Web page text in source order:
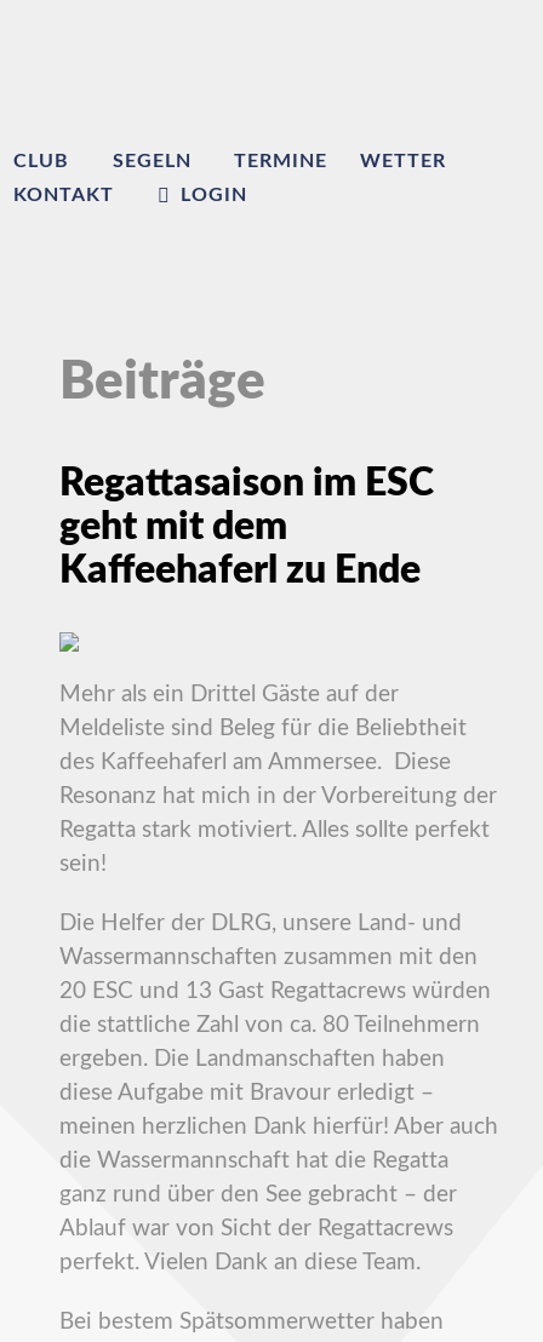
CLUB SEGELN TERMINE
WETTER
KONTAKT
LOGIN
Beiträge
Regattasaison im ESC
geht mit dem
Kaffeehaferl zu Ende
Mehr als ein Drittel Gäste auf der
Meldeliste sind Beleg für die Beliebtheit
des Kaffeehaferl am Ammersee. Diese
Resonanz hat mich in der Vorbereitung der
Regatta stark motiviert. Alles sollte perfekt
sein!
Die Helfer der DLRG, unsere Land- und
Wassermannschaften zusammen mit den
20 ESC und 13 Gast Regattacrews würden
die stattliche Zahl von ca. 80 Teilnehmern
ergeben. Die Landmanschaften haben
diese Aufgabe mit Bravour erledigt –
meinen herzlichen Dank hierfür! Aber auch
die Wassermannschaft hat die Regatta
ganz rund über den See gebracht – der
Ablauf war von Sicht der Regattacrews
perfekt. Vielen Dank an diese Team.
Bei bestem Spätsommerwetter haben